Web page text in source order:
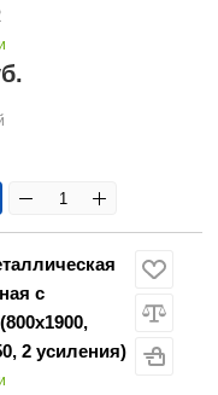
с
2 усиления)